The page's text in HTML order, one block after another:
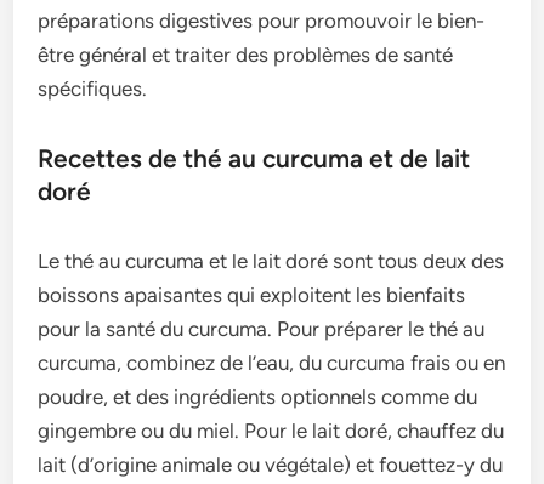
préparations digestives pour promouvoir le bien-
être général et traiter des problèmes de santé
spécifiques.
Recettes de thé au curcuma et de lait
doré
Le thé au curcuma et le lait doré sont tous deux des
boissons apaisantes qui exploitent les bienfaits
pour la santé du curcuma. Pour préparer le thé au
curcuma, combinez de l’eau, du curcuma frais ou en
poudre, et des ingrédients optionnels comme du
gingembre ou du miel. Pour le lait doré, chauffez du
lait (d’origine animale ou végétale) et fouettez-y du